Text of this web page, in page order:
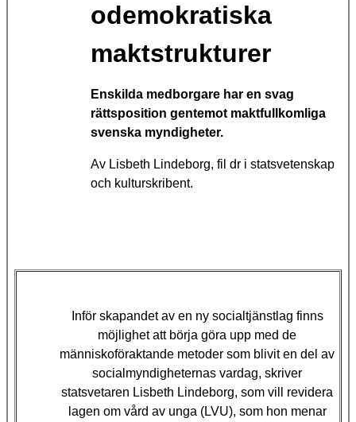
odemokratiska
maktstrukturer
Enskilda medborgare har en svag
rättsposition gentemot maktfullkomliga
svenska myndigheter.
Av Lisbeth Lindeborg, fil dr i statsvetenskap
och kulturskribent.
Inför skapandet av en ny socialtjänstlag finns
möjlighet att börja göra upp med de
människoföraktande metoder som blivit en del av
socialmyndigheternas vardag, skriver
statsvetaren Lisbeth Lindeborg, som vill revidera
lagen om vård av unga (LVU), som hon menar